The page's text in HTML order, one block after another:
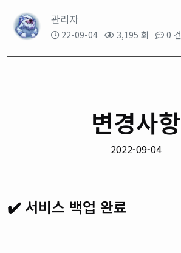
관리자
22-09-04 3,195 회 0 건
변경사항
2022-09-04
✔️ 서비스 백업 완료